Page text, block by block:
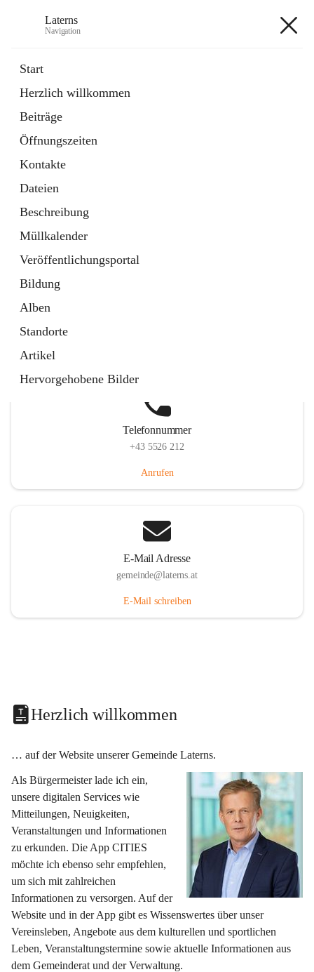
Laterns
Navigation
Start
Herzlich willkommen
Beiträge
Öffnungszeiten
Kontakte
Dateien
Beschreibung
Müllkalender
Veröffentlichungsportal
Bildung
Alben
Standorte
Artikel
Hervorgehobene Bilder
11 Schnellzugriffe
Soziales
1 Schnellzugriff
Telefonnummer
+43 5526 212
Anrufen
E-Mail Adresse
gemeinde@laterns.at
E-Mail schreiben
Herzlich willkommen
… auf der Website unserer Gemeinde Laterns.
Als Bürgermeister lade ich ein,
unsere digitalen Services wie
Mitteilungen, Neuigkeiten,
Veranstaltungen und Informationen
zu erkunden. Die App CITIES
möchte ich ebenso sehr empfehlen,
um sich mit zahlreichen
Informationen zu versorgen. Auf der
Website und in der App gibt es Wissenswertes über unser
Vereinsleben, Angebote aus dem kulturellen und sportlichen
Leben, Veranstaltungstermine sowie aktuelle Informationen aus
dem Gemeinderat und der Verwaltung.